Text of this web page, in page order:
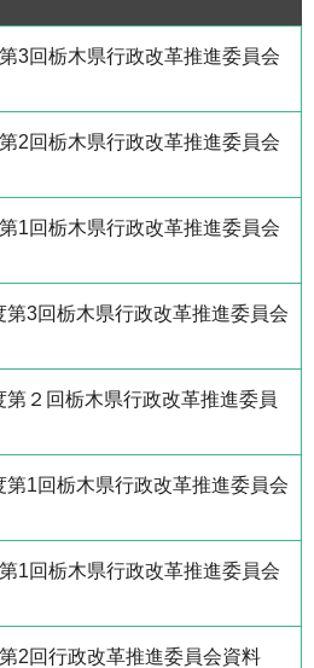
3回栃木県行政改革推進委員会
2回栃木県行政改革推進委員会
1回栃木県行政改革推進委員会
3回栃木県行政改革推進委員会
２回栃木県行政改革推進委員
1回栃木県行政改革推進委員会
1回栃木県行政改革推進委員会
2回行政改革推進委員会資料